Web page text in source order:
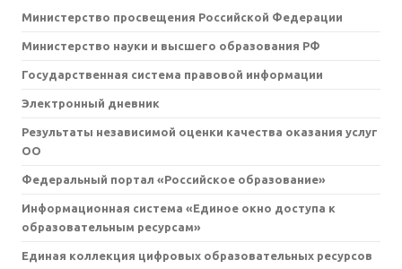
Министерство просвещения Российской Федерации
Министерство науки и высшего образования РФ
Государственная система правовой информации
Электронный дневник
Результаты независимой оценки качества оказания услуг
ОО
Федеральный портал «Российское образование»
Информационная система «Единое окно доступа к
образовательным ресурсам»
Единая коллекция цифровых образовательных ресурсов